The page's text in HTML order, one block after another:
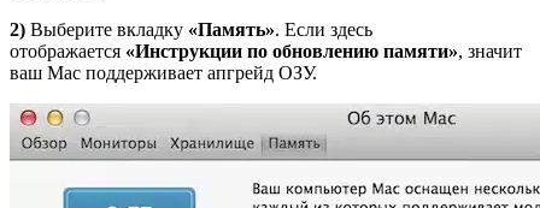
2) Выберите вкладку «Память». Если здесь
отображается «Инструкции по обновлению памяти», значит
ваш Mac поддерживает апгрейд ОЗУ.